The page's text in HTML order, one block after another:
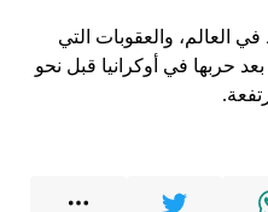
العالم، والعقوبات التي
حربها في أوكرانيا قبل نحو